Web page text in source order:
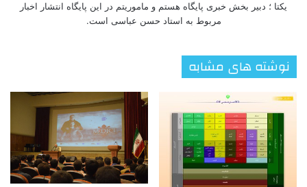
یکتا ؛ دبیر بخش خبری پایگاه هستم و ماموریتم در این پایگاه انتشار اخبار
مربوط به استاد حسن عباسی است.
نوشته های مشابه